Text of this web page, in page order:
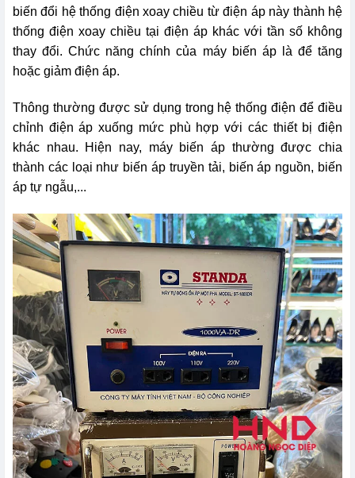
biến đổi hệ thống điện xoay chiều từ điện áp này thành hệ
thống điện xoay chiều tại điện áp khác với tần số không
thay đổi. Chức năng chính của máy biến áp là để tăng
hoặc giảm điện áp.
Thông thường được sử dụng trong hệ thống điện để điều
chỉnh điện áp xuống mức phù hợp với các thiết bị điện
khác nhau. Hiện nay, máy biến áp thường được chia
thành các loại như biến áp truyền tải, biến áp nguồn, biến
áp tự ngẫu,...